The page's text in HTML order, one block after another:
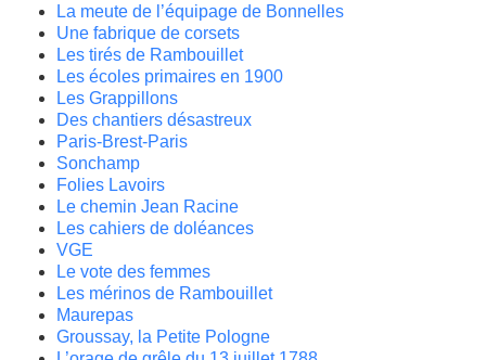
La meute de l’équipage de Bonnelles
Une fabrique de corsets
Les tirés de Rambouillet
Les écoles primaires en 1900
Les Grappillons
Des chantiers désastreux
Paris-Brest-Paris
Sonchamp
Folies Lavoirs
Le chemin Jean Racine
Les cahiers de doléances
VGE
Le vote des femmes
Les mérinos de Rambouillet
Maurepas
Groussay, la Petite Pologne